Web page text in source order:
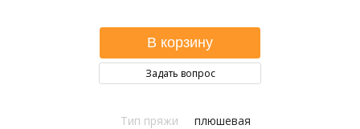
Задать вопрос
Тип пряжи
плюшевая